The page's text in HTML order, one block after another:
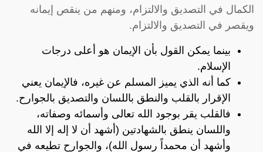
الكمال في التصديق والالتزام، ومنهم من ينقص إيمانه
ويقصر في التصديق والالتزام.
بينما يمكن القول بأن الإيمان هو أعلى درجات
الإسلام.
كما أنه الذي يميز المسلم عن غيره، فالإيمان يعني
الإقرار بالقلب والنطق باللسان والتصديق بالجوارح.
فالقلب يقر بوجود الله تعالى وأسمائه وصفاته،
واللسان ينطق بالشهادتين (أشهد أن لا إله إلا الله
وأشهد أن محمداً رسول الله)، والجوارح تطيعه في